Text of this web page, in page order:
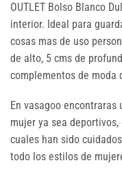
OUTLET Bolso Blanco
interior. Ideal para
cosas mas de uso
de alto, 5 cms de
complementos de moda
En vasagoo
mujer ya sea
cuales han sido
todo los estilos de